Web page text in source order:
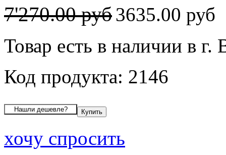
7'270.00 руб3635.00 руб
Товар есть в наличии в г.
Код продукта: 2146
хочу спросить